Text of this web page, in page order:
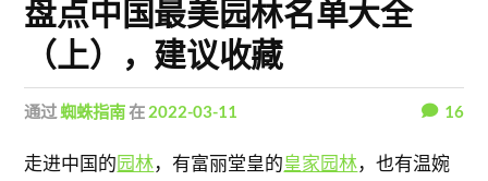
盘点中国最美园林名单大全
（上），建议收藏
通过蜘蛛指南在 2022-03-11 16
走进中国的园林，有富丽堂皇的皇家园林，也有温婉